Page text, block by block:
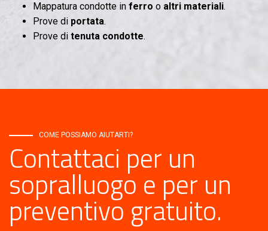
Mappatura condotte in ferro o altri materiali.
Prove di portata.
Prove di tenuta condotte.
COME POSSIAMO AIUTARTI?
Contattaci per un
sopralluogo e per un
preventivo gratuito.